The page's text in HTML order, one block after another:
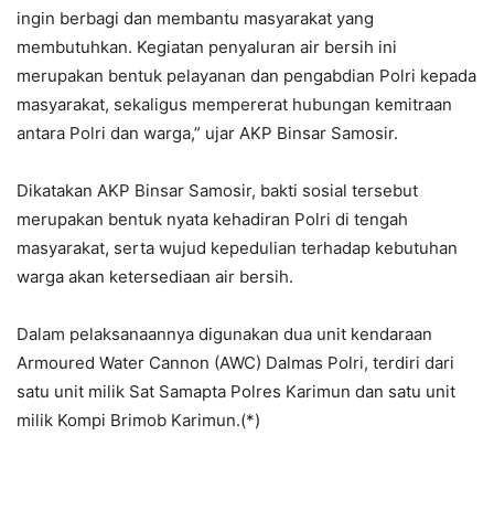
ingin berbagi dan membantu masyarakat yang
membutuhkan. Kegiatan penyaluran air bersih ini
merupakan bentuk pelayanan dan pengabdian Polri kepada
masyarakat, sekaligus mempererat hubungan kemitraan
antara Polri dan warga,” ujar AKP Binsar Samosir.
Dikatakan AKP Binsar Samosir, bakti sosial tersebut
merupakan bentuk nyata kehadiran Polri di tengah
masyarakat, serta wujud kepedulian terhadap kebutuhan
warga akan ketersediaan air bersih.
Dalam pelaksanaannya digunakan dua unit kendaraan
Armoured Water Cannon (AWC) Dalmas Polri, terdiri dari
satu unit milik Sat Samapta Polres Karimun dan satu unit
milik Kompi Brimob Karimun.(*)